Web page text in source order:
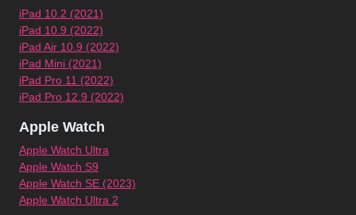
iPad 10.2 (2021)
iPad 10.9 (2022)
iPad Air 10.9 (2022)
iPad Mini (2021)
iPad Pro 11 (2022)
iPad Pro 12.9 (2022)
Apple Watch
Apple Watch Ultra
Apple Watch S9
Apple Watch SE (2023)
Apple Watch Ultra 2